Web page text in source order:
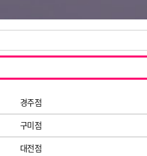
경주점
구미점
대전점